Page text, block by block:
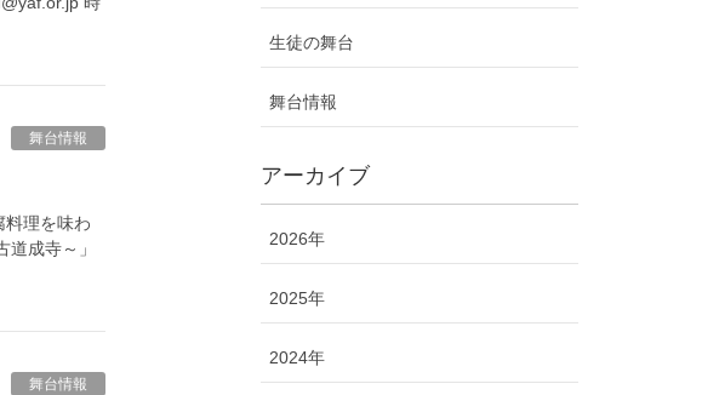
舞台情報
料理を味わ
成寺～」
舞台情報
生徒の舞台
舞台情報
アーカイブ
2026年
2025年
2024年